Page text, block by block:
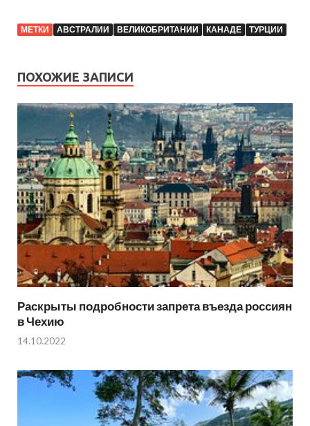
МЕТКИ АВСТРАЛИИ ВЕЛИКОБРИТАНИИ КАНАДЕ ТУРЦИИ
ПОХОЖИЕ ЗАПИСИ
Раскрыты подробности запрета въезда россиян
в Чехию
14.10.2022